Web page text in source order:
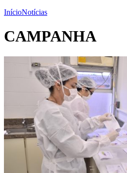
InícioNotícias
CAMPANHA